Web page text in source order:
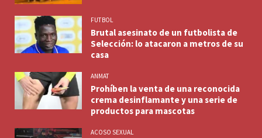
FUTBOL
Brutal asesinato de un futbolista de
Selección: lo atacaron a metros de su
casa
ANMAT
Prohíben la venta de una reconocida
crema desinflamante y una serie de
productos para mascotas
ACOSO SEXUAL